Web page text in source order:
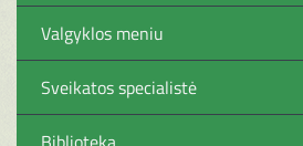
Valgyklos meniu
Sveikatos specialistė